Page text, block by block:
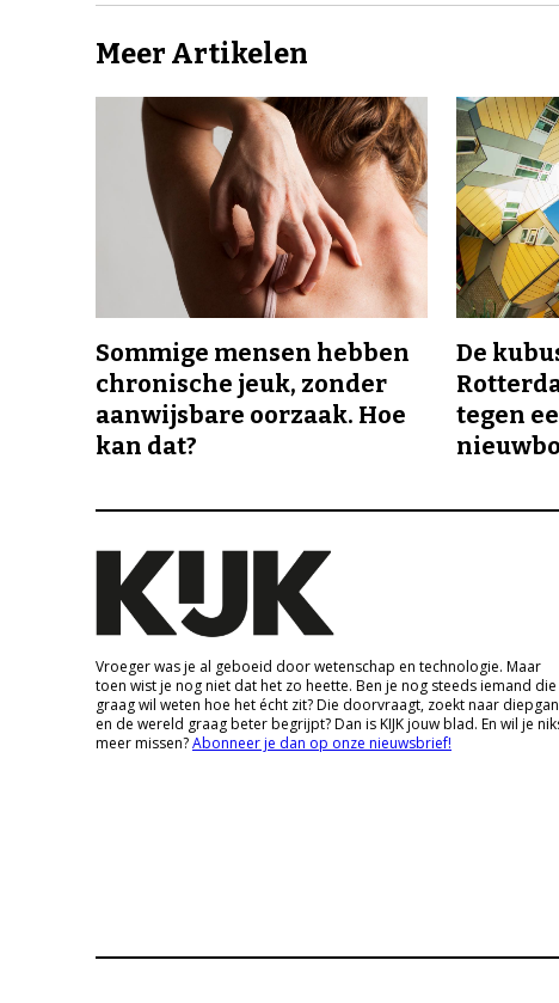
Meer Artikelen
Sommige mensen hebben
chronische jeuk, zonder
aanwijsbare oorzaak. Hoe
kan dat?
De
tegen
Vroeger was je al geboeid door wetenschap en technologie. Maar
toen wist je nog niet dat het zo heette. Ben je nog steeds iemand die
graag wil weten hoe het écht zit? Die doorvraagt, zoekt naar
en de wereld graag beter begrijpt? Dan is KIJK jouw blad. En wil je
meer missen?Abonneer je dan op onze nieuwsbrief!